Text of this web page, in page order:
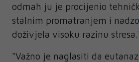
odmah ju je procijenio
stalnim promatranjem i
doživjela visoku razinu
"Važno je naglasiti da